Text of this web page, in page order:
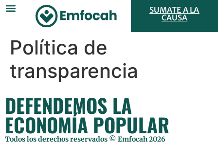
SUMATE A LA
CAUSA
Política de
transparencia
DEFENDEMOS LA
ECONOMÍA POPULAR
Todos los derechos reservados © Emfocah 2026